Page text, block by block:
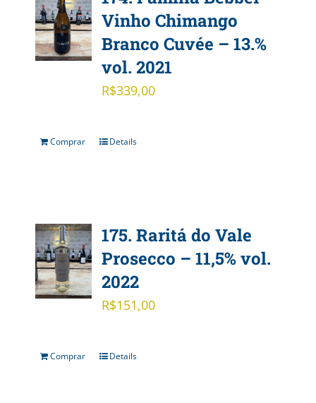
Vinho Chimango
Branco Cuvée – 13.%
vol. 2021
R$339,00
Comprar Details
175. Raritá do Vale
Prosecco – 11,5% vol.
2022
R$151,00
Comprar Details